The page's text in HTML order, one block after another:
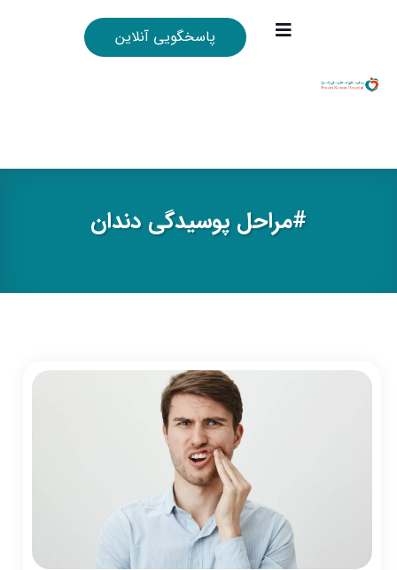
پاسخگویی آنلاین
#مراحل پوسیدگی دندان